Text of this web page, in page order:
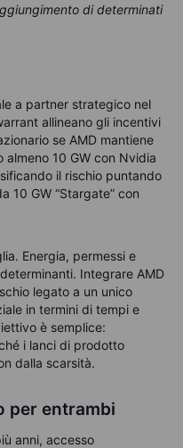
di determinati
a partner strategico nel
allineano gli incentivi
se AMD mantiene
almeno 10 GW con Nvidia
il rischio puntando
10 GW “Stargate” con
Energia, permessi e
Integrare AMD
legato a un unico
in termini di tempi e
è semplice:
i lanci di prodotto
dalla scarsità.
per entrambi
anni, accesso